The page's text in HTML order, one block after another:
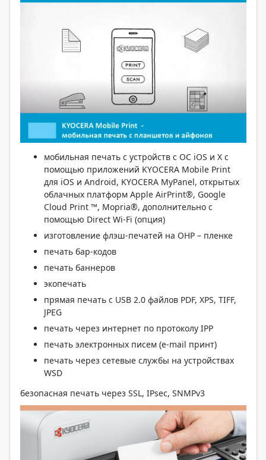
мобильная печать с устройств с ОС iOS и X с
помощью приложений KYOCERA Mobile Print
для iOS и Android, KYOCERA MyPanel, открытых
облачных платформ Apple AirPrint®, Google
Cloud Print ™, Mopria®, дополнительно с
помощью Direct Wi-Fi (опция)
изготовление флэш-печатей на OHP – пленке
печать бар-кодов
печать баннеров
экопечать
прямая печать с USB 2.0 файлов PDF, XPS, TIFF,
JPEG
печать через интернет по протоколу IPP
печать электронных писем (e-mail принт)
печать через сетевые службы на устройствах
WSD
безопасная печать через SSL, IPsec, SNMPv3